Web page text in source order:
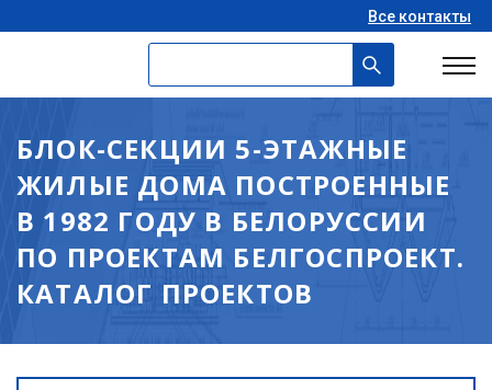
Все контакты
БЛОК-СЕКЦИИ 5-ЭТАЖНЫЕ
ЖИЛЫЕ ДОМА ПОСТРОЕННЫЕ
В 1982 ГОДУ В БЕЛОРУССИИ
ПО ПРОЕКТАМ БЕЛГОСПРОЕКТ.
КАТАЛОГ ПРОЕКТОВ